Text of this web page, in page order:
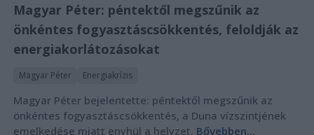
Magyar Péter: péntektől megszűnik az
önkéntes fogyasztáscsökkentés, feloldják az
energiakorlátozásokat
Magyar Péter Energiakrízis
Magyar Péter bejelentette: péntektől megszűnik az
önkéntes fogyasztáscsökkentés, a Duna vízszintjének
emelkedése miatt enyhül a helyzet. Bővebben...